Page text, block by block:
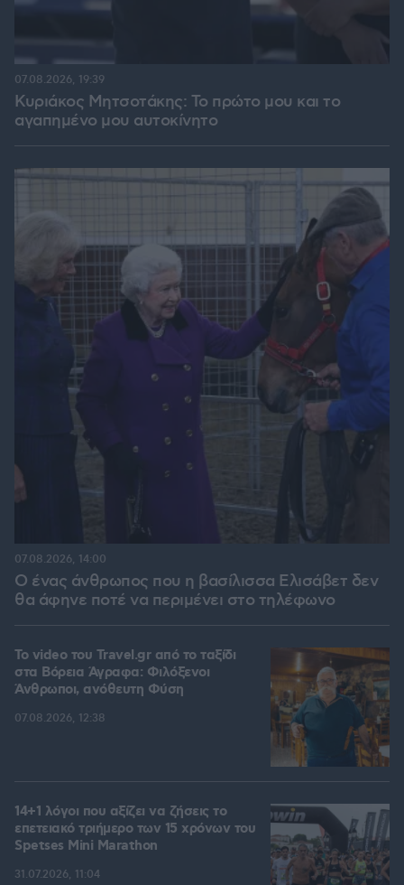
Κυριάκος Μητσοτάκης: Το πρώτο μου και το
αγαπημένο μου αυτοκίνητο
07.08.2026, 19:39
Ο ένας άνθρωπος που η βασίλισσα Ελισάβετ δεν
θα άφηνε ποτέ να περιμένει στο τηλέφωνο
07.08.2026, 14:00
To video του Travel.gr από το ταξίδι
στα Βόρεια Άγραφα: Φιλόξενοι
Άνθρωποι, ανόθευτη Φύση
07.08.2026, 12:38
14+1 λόγοι που αξίζει να ζήσεις το
επετειακό τριήμερο των 15 χρόνων του
Spetses Mini Marathon
31.07.2026, 11:04